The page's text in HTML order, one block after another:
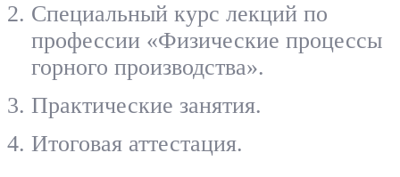
Специальный курс лекций по
профессии «Физические процессы
горного производства».
Практические занятия.
Итоговая аттестация.